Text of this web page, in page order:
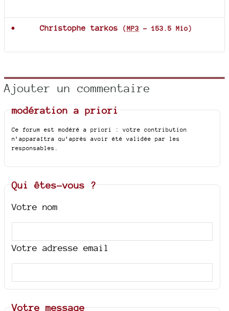
Christophe tarkos (MP3 - 153.5 Mio)
Ajouter un commentaire
modération a priori
Ce forum est modéré a priori : votre contribution
n’apparaîtra qu’après avoir été validée par les
responsables.
Qui êtes-vous ?
Votre nom
Votre adresse email
Votre message